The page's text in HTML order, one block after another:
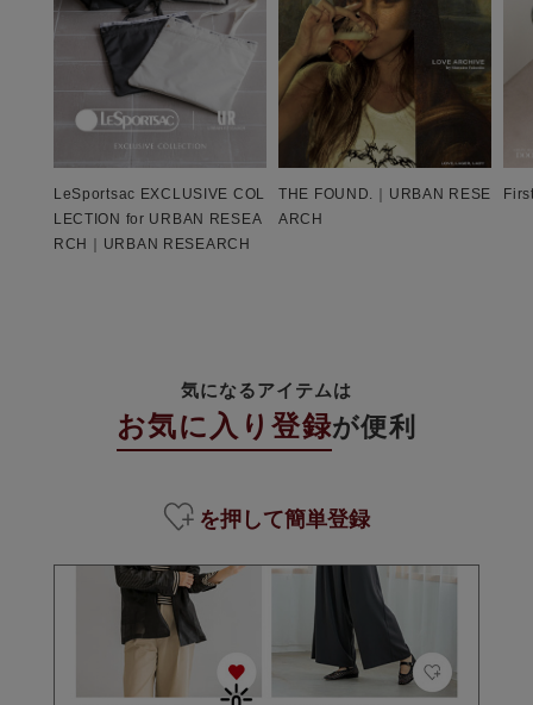
LeSportsac EXCLUSIVE COL
LECTION for URBAN RESEA
RCH｜URBAN RESEARCH
THE FOUND.｜URBAN RESE
ARCH
気になるアイテムは
お気に入り登録が便利
を押して簡単登録